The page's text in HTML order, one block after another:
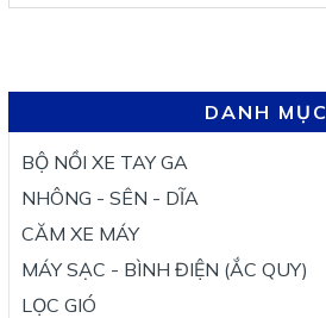
DANH MỤC
BỘ NỒI XE TAY GA
NHÔNG - SÊN - DĨA
CĂM XE MÁY
MÁY SẠC - BÌNH ĐIỆN (ẮC QUY)
LỌC GIÓ